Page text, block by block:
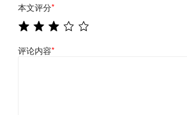
本文评分*
评论内容*